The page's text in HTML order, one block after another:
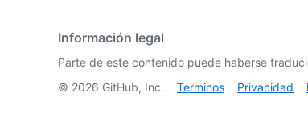
Información legal
Parte de este contenido puede haberse
© 2026 GitHub, Inc. Términos Privacidad